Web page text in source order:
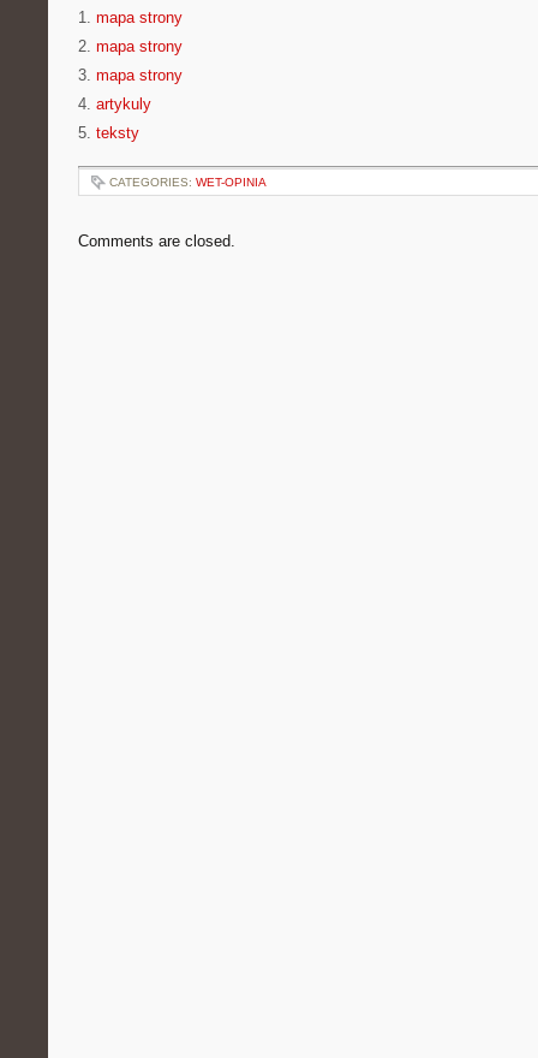
1. mapa strony
2. mapa strony
3. mapa strony
4. artykuly
5. teksty
CATEGORIES: WET-OPINIA
Comments are closed.